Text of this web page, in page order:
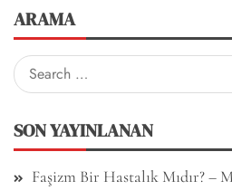
ARAMA
Search
for:
SON YAYINLANAN
Faşizm Bir Hastalık Mıdır? –